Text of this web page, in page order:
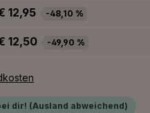
12,95 -48,10 %
12,50 -49,90 %
dir! (Ausland abweichend)